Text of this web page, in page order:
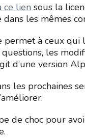
ce lien sous la
les mêmes
permet à ceux
les
d’une version
les prochaines
de choc pour